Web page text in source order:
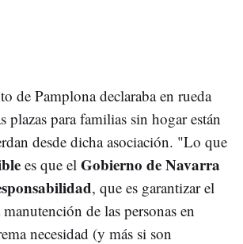
de Pamplona declaraba en rueda
plazas para familias sin hogar están
desde dicha asociación. "Lo que
es que el Gobierno de Navarra
, que es garantizar el
de las personas en
necesidad (y más si son